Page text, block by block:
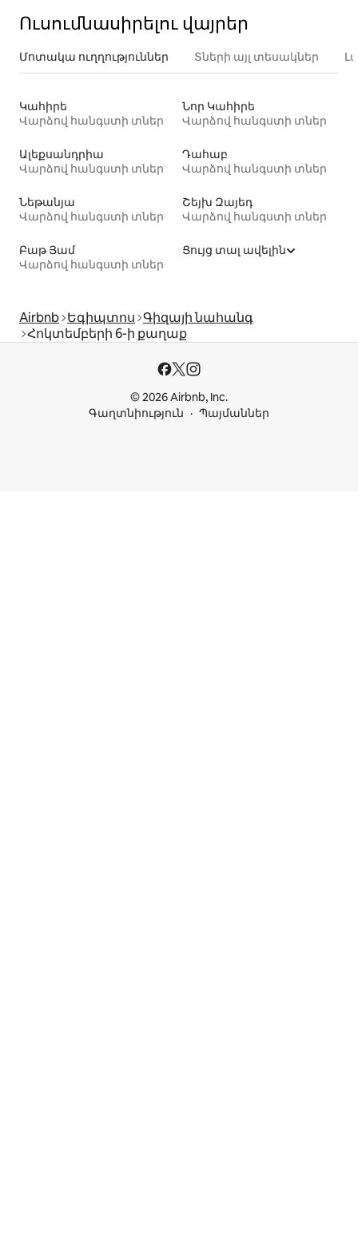
Ուսումնասիրելու վայրեր
Մոտակա ուղղություններ Տների այլ տեսակներ
Կահիրե
Վարձով հանգստի տներ
Նոր Կահիրե
Վարձով հանգստի տներ
Ալեքսանդրիա
Վարձով հանգստի տներ
Դահաբ
Վարձով հանգստի տներ
Նեթանյա
Վարձով հանգստի տներ
Շեյխ Զայեդ
Վարձով հանգստի տներ
Բաթ Յամ
Վարձով հանգստի տներ
Ցույց տալ ավելին
Airbnb Եգիպտոս Գիզայի նահանգ
Հոկտեմբերի 6-ի քաղաք
© 2026 Airbnb, Inc.
Գաղտնիություն
Պայմաններ